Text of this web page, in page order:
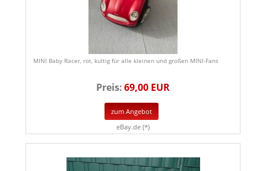
MINI Baby Racer, rot, kultig für alle kleinen und großen MINI-Fans
Preis:69,00 EUR
zum Angebot
eBay.de (*)